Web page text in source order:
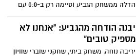
הדלה ממשחק הגביע וסיימה רק ב-0:0 עם
העולה החדשה מליגה ב׳. שחקן בקבוצה:
״חייבים להתעורר״
יבנה הודחה מהגביע: "אנחנו לא
מספיק טובים"
יריבה נוחה, משחק ביתי, שחקני שוברי שוויון